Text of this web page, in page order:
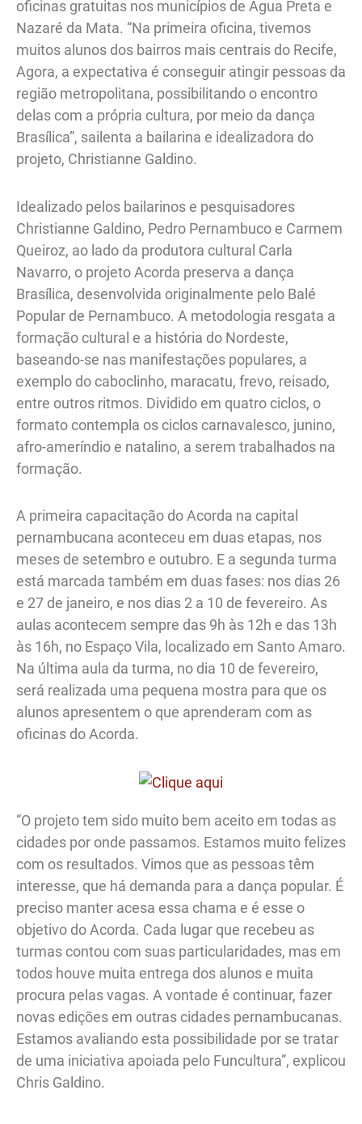
oficinas gratuitas nos municípios de Água Preta e
Nazaré da Mata. “Na primeira oficina, tivemos
muitos alunos dos bairros mais centrais do Recife,
Agora, a expectativa é conseguir atingir pessoas da
região metropolitana, possibilitando o encontro
delas com a própria cultura, por meio da dança
Brasílica”, sailenta a bailarina e idealizadora do
projeto, Christianne Galdino.
Idealizado pelos bailarinos e pesquisadores
Christianne Galdino, Pedro Pernambuco e Carmem
Queiroz, ao lado da produtora cultural Carla
Navarro, o projeto Acorda preserva a dança
Brasílica, desenvolvida originalmente pelo Balé
Popular de Pernambuco. A metodologia resgata a
formação cultural e a história do Nordeste,
baseando-se nas manifestações populares, a
exemplo do caboclinho, maracatu, frevo, reisado,
entre outros ritmos. Dividido em quatro ciclos, o
formato contempla os ciclos carnavalesco, junino,
afro-ameríndio e natalino, a serem trabalhados na
formação.
A primeira capacitação do Acorda na capital
pernambucana aconteceu em duas etapas, nos
meses de setembro e outubro. E a segunda turma
está marcada também em duas fases: nos dias 26
e 27 de janeiro, e nos dias 2 a 10 de fevereiro. As
aulas acontecem sempre das 9h às 12h e das 13h
às 16h, no Espaço Vila, localizado em Santo Amaro.
Na última aula da turma, no dia 10 de fevereiro,
será realizada uma pequena mostra para que os
alunos apresentem o que aprenderam com as
oficinas do Acorda.
“O projeto tem sido muito bem aceito em todas as
cidades por onde passamos. Estamos muito felizes
com os resultados. Vimos que as pessoas têm
interesse, que há demanda para a dança popular. É
preciso manter acesa essa chama e é esse o
objetivo do Acorda. Cada lugar que recebeu as
turmas contou com suas particularidades, mas em
todos houve muita entrega dos alunos e muita
procura pelas vagas. A vontade é continuar, fazer
novas edições em outras cidades pernambucanas.
Estamos avaliando esta possibilidade por se tratar
de uma iniciativa apoiada pelo Funcultura”, explicou
Chris Galdino.